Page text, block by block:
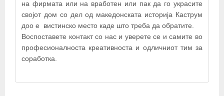
на фирмата или на вработен или пак да го украсите
својот дом со дел од македонската историја Каструм
доо е вистинско место каде што треба да обратите.
Воспоставете контакт со нас и уверете се и самите во
професионалноста креативноста и одличниот тим за
соработка.
© OpenStreetMap contributors